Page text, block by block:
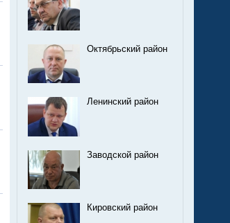
Октябрьский район
Ленинский район
Заводской район
Кировский район